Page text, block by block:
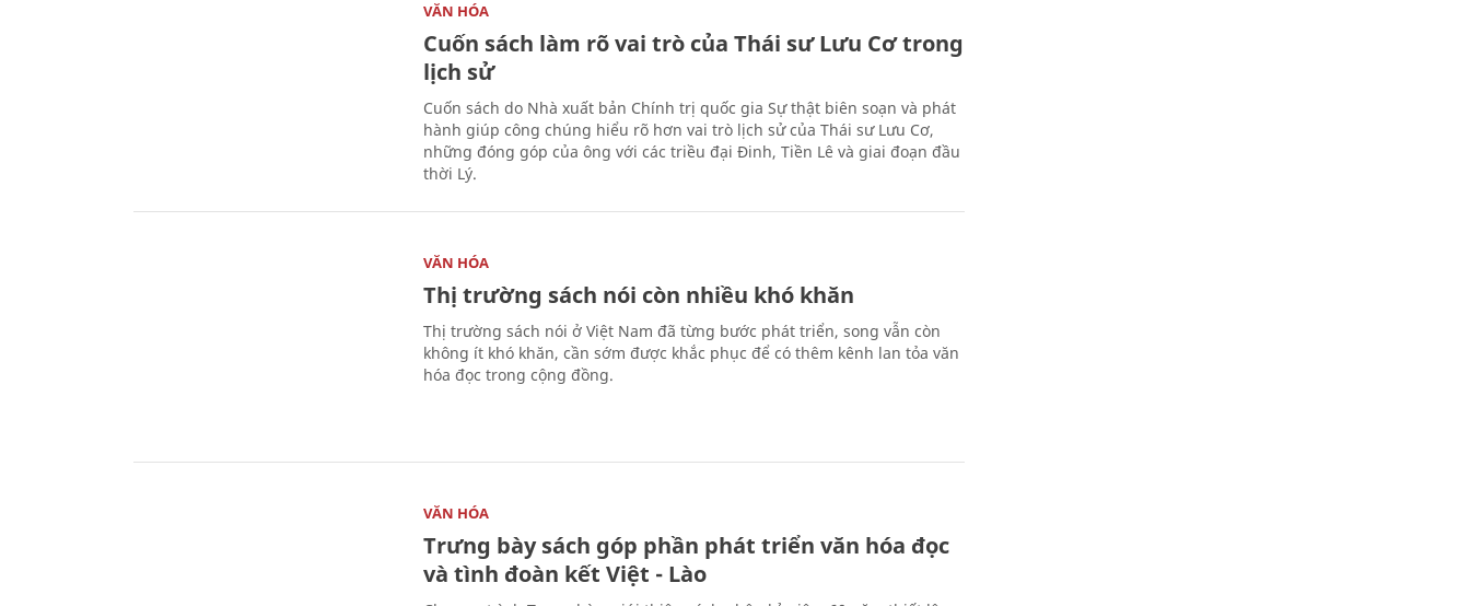
VĂN HÓA
Cuốn sách làm rõ vai trò của Thái sư Lưu Cơ trong
lịch sử
Cuốn sách do Nhà xuất bản Chính trị quốc gia Sự thật biên soạn và phát
hành giúp công chúng hiểu rõ hơn vai trò lịch sử của Thái sư Lưu Cơ,
những đóng góp của ông với các triều đại Đinh, Tiền Lê và giai đoạn đầu
thời Lý.
VĂN HÓA
Thị trường sách nói còn nhiều khó khăn
Thị trường sách nói ở Việt Nam đã từng bước phát triển, song vẫn còn
không ít khó khăn, cần sớm được khắc phục để có thêm kênh lan tỏa văn
hóa đọc trong cộng đồng.
VĂN HÓA
Trưng bày sách góp phần phát triển văn hóa đọc
và tình đoàn kết Việt - Lào